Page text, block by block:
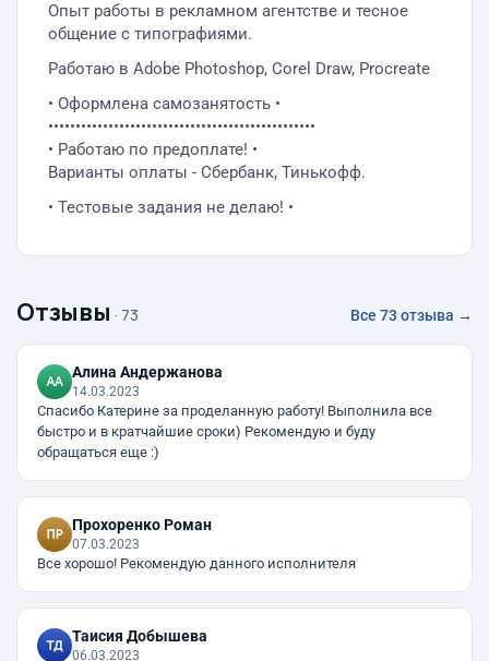
Опыт работы в рекламном агентстве и тесное
общение с типографиями.
Работаю в Adobe Photoshop, Corel Draw, Procreate
• Оформлена самозанятость •
•••••••••••••••••••••••••••••••••••••••••••••••••
• Работаю по предоплате! •
Варианты оплаты - Сбербанк, Тинькофф.
• Тестовые задания не делаю! •
Отзывы · 73 Все 73 отзыва →
Алина Андержанова
14.03.2023
Спасибо Катерине за проделанную работу! Выполнила все
быстро и в кратчайшие сроки) Рекомендую и буду
обращаться еще :)
Прохоренко Роман
07.03.2023
Все хорошо! Рекомендую данного исполнителя
Таисия Добышева
06.03.2023